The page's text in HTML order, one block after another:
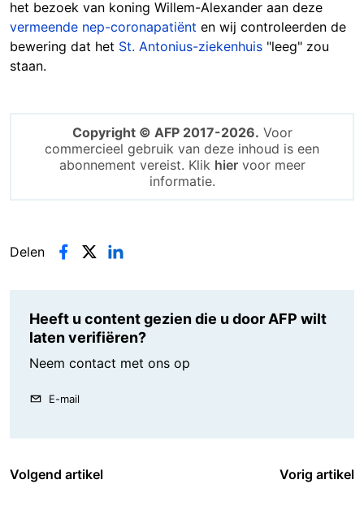
het bezoek van koning Willem-Alexander aan deze
vermeende nep-coronapatiënt en wij controleerden de
bewering dat het St. Antonius-ziekenhuis "leeg" zou
staan.
Copyright © AFP 2017-2026. Voor
commercieel gebruik van deze inhoud is een
abonnement vereist. Klik hiervoor meer
informatie.
Delen
Heeft u content gezien die u door AFP wilt
laten verifiëren?
Neem contact met ons op
E-mail
Volgend artikel Vorig artikel